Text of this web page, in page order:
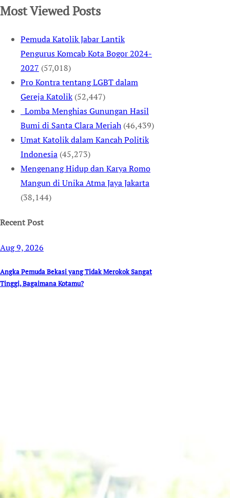
Most Viewed Posts
Pemuda Katolik Jabar Lantik
Pengurus Komcab Kota Bogor 2024-
2027 (57,018)
Pro Kontra tentang LGBT dalam
Gereja Katolik (52,447)
Lomba Menghias Gunungan Hasil
Bumi di Santa Clara Meriah (46,439)
Umat Katolik dalam Kancah Politik
Indonesia (45,273)
Mengenang Hidup dan Karya Romo
Mangun di Unika Atma Jaya Jakarta
(38,144)
Recent Post
Aug 9, 2026
Angka Pemuda Bekasi yang Tidak Merokok Sangat
Tinggi, Bagaimana Kotamu?